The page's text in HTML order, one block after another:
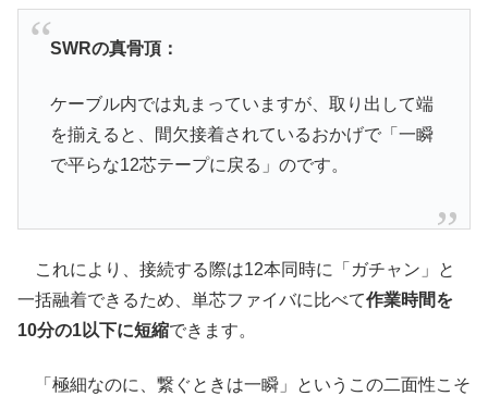
SWRの真骨頂：
ケーブル内では丸まっていますが、取り出して端
を揃えると、間欠接着されているおかげで「一瞬
で平らな12芯テープに戻る」のです。
これにより、接続する際は12本同時に「ガチャン」と
一括融着できるため、単芯ファイバに比べて作業時間を
10分の1以下に短縮できます。
「極細なのに、繋ぐときは一瞬」というこの二面性こそ